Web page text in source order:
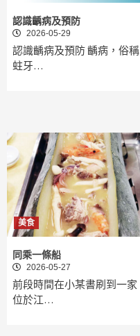
認識齲病及預防
2026-05-29
認識齲病及預防 齲病，俗稱
蛀牙…
美食
同乘一條船
2026-05-27
前段時間在小某書刷到一家
位於江…